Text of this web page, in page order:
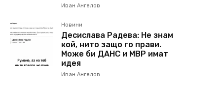
Иван Ангелов
Новини
Десислава Радева: Не знам
кой, нито защо го прави.
Може би ДАНС и МВР имат
идея
Иван Ангелов